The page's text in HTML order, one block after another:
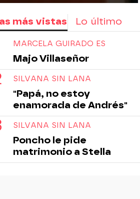
más vistas Lo último
MARCELA GUIRADO ES
Majo Villaseñor
SILVANA SIN LANA
"Papá, no estoy
enamorada de Andrés"
SILVANA SIN LANA
Poncho le pide
matrimonio a Stella